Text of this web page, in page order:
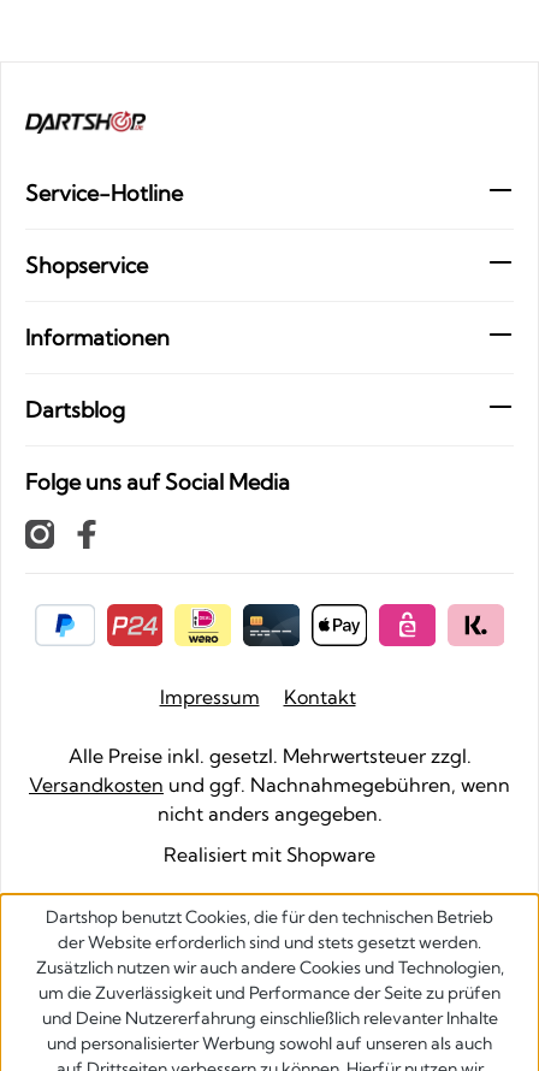
Service-Hotline
Shopservice
Informationen
Dartsblog
Folge uns auf Social Media
Impressum Kontakt
Alle Preise inkl. gesetzl. Mehrwertsteuer zzgl.
Versandkosten und ggf. Nachnahmegebühren, wenn
nicht anders angegeben.
Realisiert mit Shopware
Dartshop benutzt Cookies, die für den technischen Betrieb
der Website erforderlich sind und stets gesetzt werden.
Zusätzlich nutzen wir auch andere Cookies und Technologien,
um die Zuverlässigkeit und Performance der Seite zu prüfen
und Deine Nutzererfahrung einschließlich relevanter Inhalte
und personalisierter Werbung sowohl auf unseren als auch